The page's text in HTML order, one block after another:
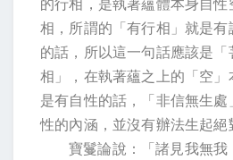
的行相，是執著蘊體本身自
相，所謂的「有行相」就是有
的話，所以這一句話應該是
相」，在執著蘊之上的「空
是有自性的話，「非信無生處
性的內涵，並沒有辦法生起絕
寶鬘論說：「諸見我無我